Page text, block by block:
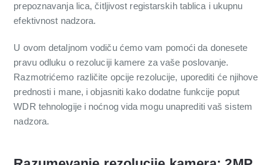
prepoznavanja lica, čitljivost registarskih tablica i ukupnu
efektivnost nadzora.
U ovom detaljnom vodiču ćemo vam pomoći da donesete
pravu odluku o rezoluciji kamere za vaše poslovanje.
Razmotrićemo različite opcije rezolucije, uporediti će njihove
prednosti i mane, i objasniti kako dodatne funkcije poput
WDR tehnologije i noćnog vida mogu unaprediti vaš sistem
nadzora.